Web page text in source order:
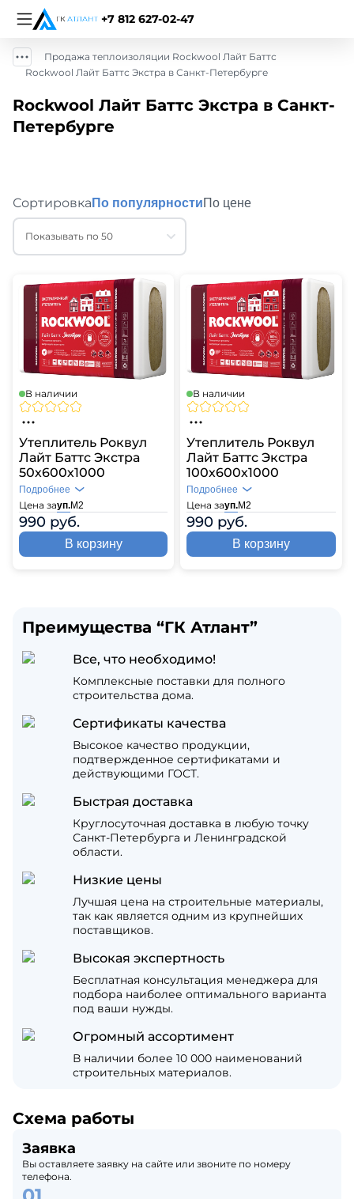
+7 812 627-02-47
Продажа теплоизоляции Rockwool Лайт Баттс
Rockwool Лайт Баттс Экстра в Санкт-Петербурге
Rockwool Лайт Баттс Экстра в Санкт-
Петербурге
Сортировка По популярностиПо цене
Показывать по 50
В наличии
Утеплитель Роквул
Лайт Баттс Экстра
50х600х1000
Цена зауп.М2
990 руб.
Подробнее
В корзину
В наличии
Утеплитель Роквул
Лайт Баттс Экстра
100х600х1000
Цена зауп.М2
990 руб.
Подробнее
В корзину
Преимущества “ГК Атлант”
Все, что необходимо!
Комплексные поставки для полного
строительства дома.
Сертификаты качества
Высокое качество продукции,
подтвержденное сертификатами и
действующими ГОСТ.
Быстрая доставка
Круглосуточная доставка в любую точку
Санкт-Петербурга и Ленинградской
области.
Низкие цены
Лучшая цена на строительные материалы,
так как является одним из крупнейших
поставщиков.
Высокая экспертность
Бесплатная консультация менеджера для
подбора наиболее оптимального варианта
под ваши нужды.
Огромный ассортимент
В наличии более 10 000 наименований
строительных материалов.
Схема работы
Заявка
Вы оставляете заявку на сайте или звоните по номеру
телефона.